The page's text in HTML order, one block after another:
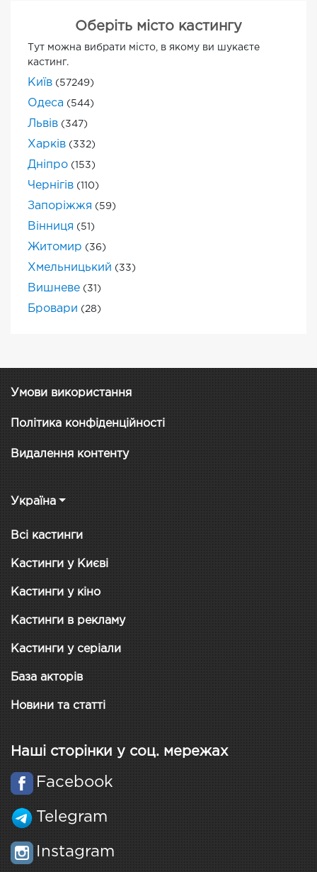
Оберіть місто кастингу
Тут можна вибрати місто, в якому ви шукаєте
кастинг.
Київ (57249)
Одеса (544)
Львів (347)
Харків (332)
Дніпро (153)
Чернігів (110)
Запоріжжя (59)
Вінниця (51)
Житомир (36)
Хмельницький (33)
Вишневе (31)
Бровари (28)
Умови використання
Політика конфіденційності
Видалення контенту
Україна
Всі кастинги
Кастинги у Києві
Кастинги у кіно
Кастинги в рекламу
Кастинги у серіали
База акторів
Новини та статті
Наші сторінки у соц. мережах
Facebook
Telegram
Instagram